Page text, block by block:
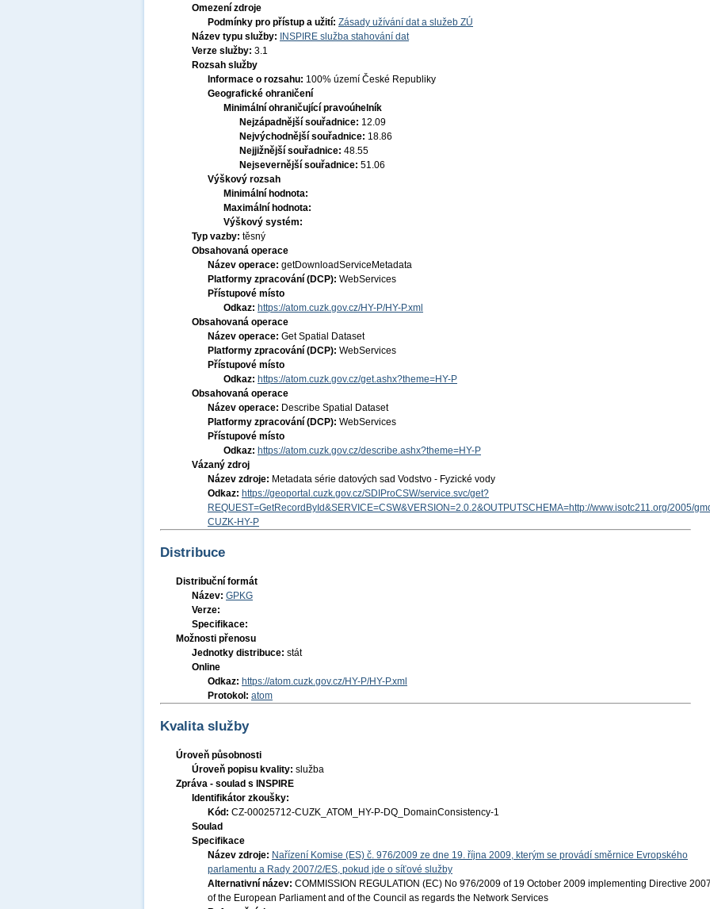
Omezení zdroje
Podmínky pro přístup a užití: Zásady užívání dat a služeb ZÚ
Název typu služby:
INSPIRE služba stahování dat
Verze služby: 3.1
Rozsah služby
Informace o rozsahu: 100% území České Republiky
Geografické ohraničení
Minimální ohraničující pravoúhelník
Nejzápadnější souřadnice: 12.09
Nejvýchodnější souřadnice: 18.86
Nejjižnější souřadnice: 48.55
Nejsevernější souřadnice: 51.06
Výškový rozsah
Minimální hodnota:
Maximální hodnota:
Výškový systém:
Typ vazby: těsný
Obsahovaná operace
Název operace: getDownloadServiceMetadata
Platformy zpracování (DCP): WebServices
Přístupové místo
Odkaz: https://atom.cuzk.gov.cz/HY-P/HY-P.xml
Obsahovaná operace
Název operace: Get Spatial Dataset
Platformy zpracování (DCP): WebServices
Přístupové místo
Odkaz: https://atom.cuzk.gov.cz/get.ashx?theme=HY-P
Obsahovaná operace
Název operace: Describe Spatial Dataset
Platformy zpracování (DCP): WebServices
Přístupové místo
Odkaz: https://atom.cuzk.gov.cz/describe.ashx?theme=HY-P
Vázaný zdroj
Název zdroje: Metadata série datových sad Vodstvo - Fyzické vody
Odkaz: https://geoportal.cuzk.gov.cz/SDIProCSW/service.svc/get?
REQUEST=GetRecordById&SERVICE=CSW&VERSION=2.0.2&OUTPUTSCHEMA=http://www.isotc211.org/2005/
CUZK-HY-P
Distribuce
Distribuční formát
Název: GPKG
Verze:
Specifikace:
Možnosti přenosu
Jednotky distribuce: stát
Online
Odkaz: https://atom.cuzk.gov.cz/HY-P/HY-P.xml
Protokol: atom
Kvalita služby
Úroveň působnosti
Úroveň popisu kvality: služba
Zpráva - soulad s INSPIRE
Identifikátor zkoušky:
Kód: CZ-00025712-CUZK_ATOM_HY-P-DQ_DomainConsistency-1
Soulad
Specifikace
Název zdroje: Nařízení Komise (ES) č. 976/2009 ze dne 19. října 2009, kterým se provádí směrnice Evropského
parlamentu a Rady 2007/2/ES, pokud jde o síťové služby
Alternativní název: COMMISSION REGULATION (EC) No 976/2009 of 19 October 2009 implementing Directive
of the European Parliament and of the Council as regards the Network Services